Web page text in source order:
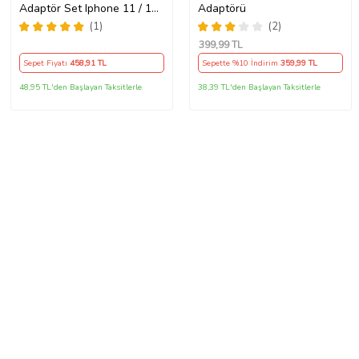
Adaptör Set Iphone 11 / 12 /
13 / Pro / Pro Max Uyumlu
(1)
Sepet Fiyatı 458,91 TL
48,95 TL'den Başlayan Taksitlerle
Adaptörü
(2)
399,99 TL
Sepette %10 İndirim 359,99 TL
38,39 TL'den Başlayan Taksitlerle